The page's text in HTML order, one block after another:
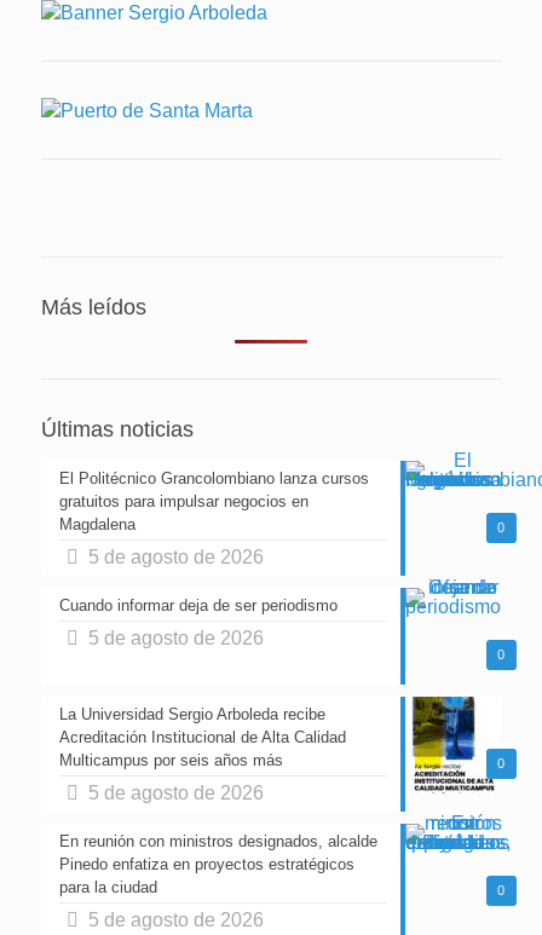
Más leídos
Últimas noticias
0
El Politécnico Grancolombiano lanza cursos
gratuitos para impulsar negocios en
Magdalena
5 de agosto de 2026
0
Cuando informar deja de ser periodismo
5 de agosto de 2026
0
La Universidad Sergio Arboleda recibe
Acreditación Institucional de Alta Calidad
Multicampus por seis años más
5 de agosto de 2026
0
En reunión con ministros designados, alcalde
Pinedo enfatiza en proyectos estratégicos
para la ciudad
5 de agosto de 2026